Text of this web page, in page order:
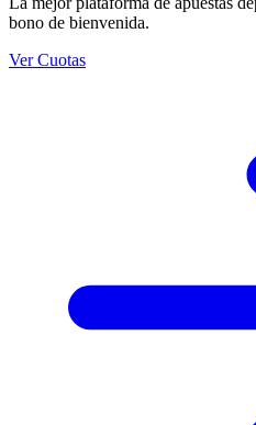
bono de bienvenida.
Ver Cuotas